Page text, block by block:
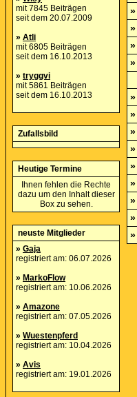
mit 7845 Beiträgen
seit dem 20.07.2009
» Atli
mit 6805 Beiträgen
seit dem 16.10.2013
» tryggvi
mit 5861 Beiträgen
seit dem 16.10.2013
Zufallsbild
Heutige Termine
Ihnen fehlen die Rechte
dazu um den Inhalt dieser
Box zu sehen.
neuste Mitglieder
» Gaja
registriert am: 06.07.2026
» MarkoFlow
registriert am: 10.06.2026
» Amazone
registriert am: 07.05.2026
» Wuestenpferd
registriert am: 10.04.2026
» Avis
registriert am: 19.01.2026
»
»
»
»
»
»
»
»
»
»
»
»
»